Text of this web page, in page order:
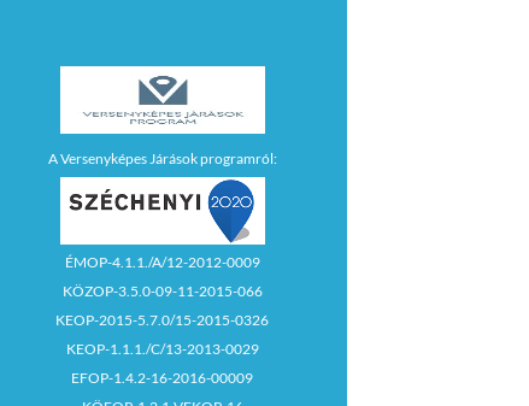
A Versenyképes Járások programról:
ÉMOP-4.1.1./A/12-2012-0009
KÖZOP-3.5.0-09-11-2015-066
KEOP-2015-5.7.0/15-2015-0326
KEOP-1.1.1./C/13-2013-0029
EFOP-1.4.2-16-2016-00009